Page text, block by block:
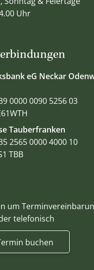
eG Neckar
0000 0090 5256 03
Tauberfranken
2565 0000 4000 10
TBB
um
telefonisch
buchen
Uhr